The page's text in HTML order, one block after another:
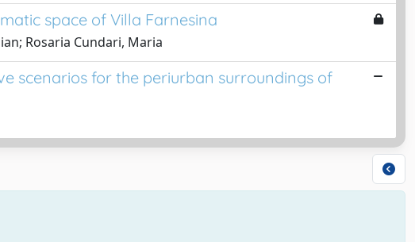
space of Villa Farnesina
Rosaria Cundari, Maria
scenarios for the periurban surroundings of